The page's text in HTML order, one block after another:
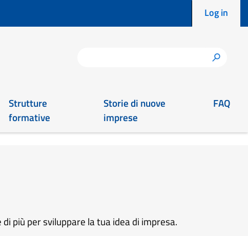
Menu
Log in
h
Strutture
formative
Storie di nuove
imprese
FAQ
più per sviluppare la tua idea di impresa.